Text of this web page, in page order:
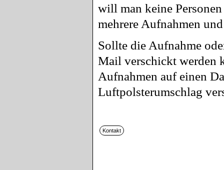
will man keine
mehrere Aufnahmen
Sollte die Aufnahme
Mail verschickt werden
Aufnahmen auf einen
Luftpolsterumschlag